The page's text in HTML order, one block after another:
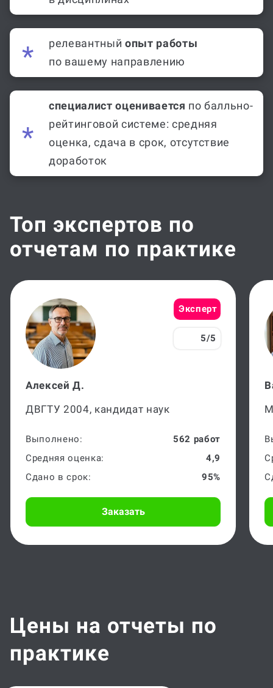
релевантный опыт работы
по вашему направлению
специалист оценивается по балльно-
рейтинговой системе: средняя
оценка, сдача в срок, отсутствие
доработок
Топ экспертов по
отчетам по практике
Эксперт
5/5
Алексей Д.
ДВГТУ 2004, кандидат наук
Выполнено:
562 работ
Средняя оценка:
4,9
Сдано в срок:
95%
Заказать
Цены на отчеты по
практике